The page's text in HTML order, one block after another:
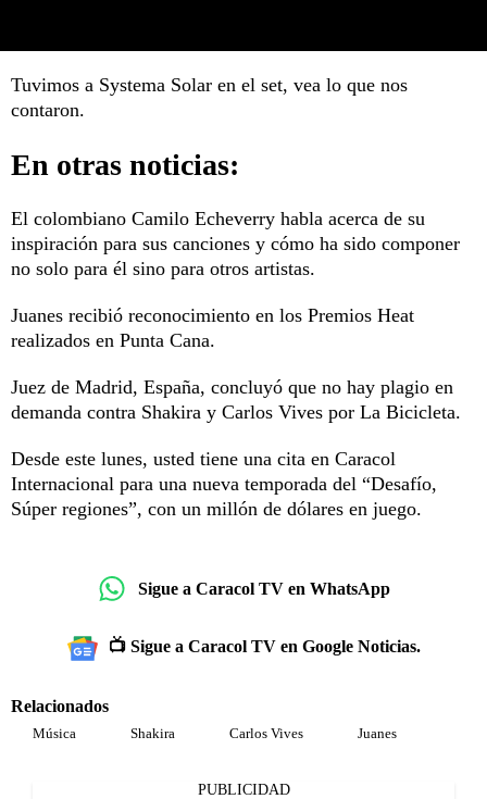
Tuvimos a Systema Solar en el set, vea lo que nos
contaron.
En otras noticias:
El colombiano Camilo Echeverry habla acerca de su
inspiración para sus canciones y cómo ha sido componer
no solo para él sino para otros artistas.
Juanes recibió reconocimiento en los Premios Heat
realizados en Punta Cana.
Juez de Madrid, España, concluyó que no hay plagio en
demanda contra Shakira y Carlos Vives por La Bicicleta.
Desde este lunes, usted tiene una cita en Caracol
Internacional para una nueva temporada del “Desafío,
Súper regiones”, con un millón de dólares en juego.
Sigue a Caracol TV en WhatsApp
📺 Sigue a Caracol TV en Google Noticias.
Relacionados
Música Shakira Carlos Vives Juanes
PUBLICIDAD